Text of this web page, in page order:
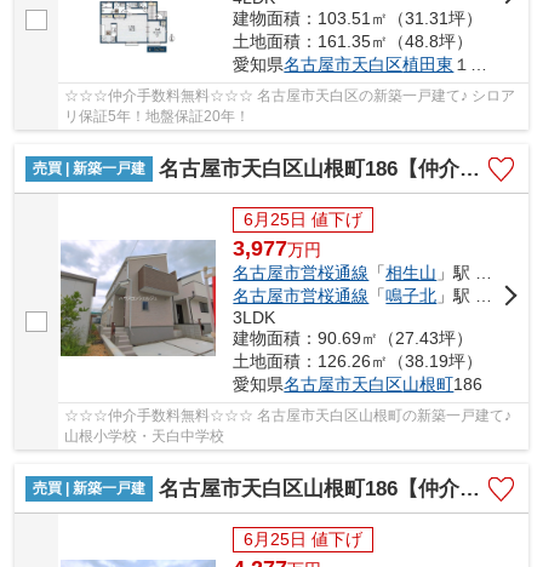
建物面積：103.51㎡（31.31坪）
土地面積：161.35㎡（48.8坪）
愛知県名古屋市天白区植田東 １丁目507
☆☆☆仲介手数料無料☆☆☆ 名古屋市天白区の新築一戸建て♪ シロア
リ保証5年！地盤保証20年！
売買 | 新築一戸建 名古屋市天白区山根町186【仲介手数料無料】新築一戸建て 1号棟
6月25日 値下げ
3,977万円
名古屋市営桜通線 「相生山 」駅 徒歩17分
名古屋市営桜通線 「鳴子北 」駅 徒歩24分
3LDK
建物面積：90.69㎡（27.43坪）
土地面積：126.26㎡（38.19坪）
愛知県名古屋市天白区山根町186
☆☆☆仲介手数料無料☆☆☆ 名古屋市天白区山根町の新築一戸建て♪
山根小学校・天白中学校
売買 | 新築一戸建 名古屋市天白区山根町186【仲介手数料無料】新築一戸建て 3号棟
6月25日 値下げ